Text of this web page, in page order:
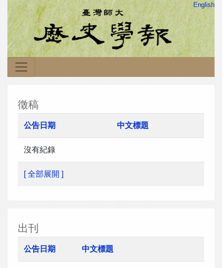
English
徵稿
公告日期 中文標題
沒有紀錄
[ 全部展開 ]
出刊
公告日期 中文標題